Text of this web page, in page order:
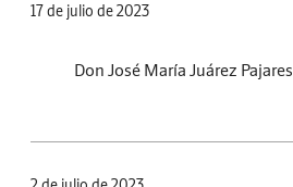
17 de julio de 2023
Don José María Juárez Pajares